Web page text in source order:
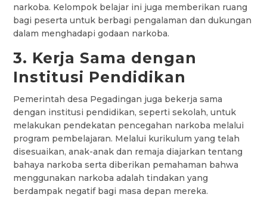
narkoba. Kelompok belajar ini juga memberikan ruang
bagi peserta untuk berbagi pengalaman dan dukungan
dalam menghadapi godaan narkoba.
3. Kerja Sama dengan
Institusi Pendidikan
Pemerintah desa Pegadingan juga bekerja sama
dengan institusi pendidikan, seperti sekolah, untuk
melakukan pendekatan pencegahan narkoba melalui
program pembelajaran. Melalui kurikulum yang telah
disesuaikan, anak-anak dan remaja diajarkan tentang
bahaya narkoba serta diberikan pemahaman bahwa
menggunakan narkoba adalah tindakan yang
berdampak negatif bagi masa depan mereka.